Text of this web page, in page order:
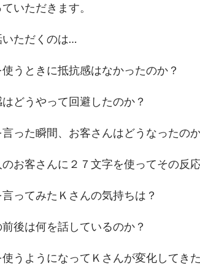
いただきます。
いただくのは…
使うときに抵抗感はなかったのか？
はどうやって回避したのか？
言った瞬間、お客さんはどうなったの
のお客さんに２７文字を使ってその反
言ってみたＫさんの気持ちは？
前後は何を話しているのか？
使うようになってＫさんが変化してき